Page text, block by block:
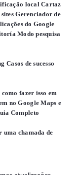
localCartaz
sitesGerenciador de
do Google
Modo pesquisa
Casos de sucesso
fazer isso em
no Google Maps e
Completo
uma chamada de